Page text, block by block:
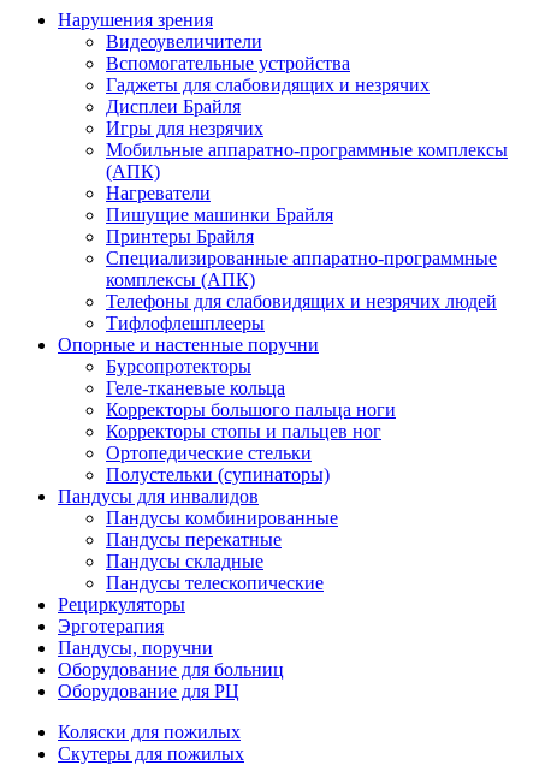
Нарушения зрения
Видеоувеличители
Вспомогательные устройства
Гаджеты для слабовидящих и незрячих
Дисплеи Брайля
Игры для незрячих
Мобильные аппаратно-программные комплексы
(АПК)
Нагреватели
Пишущие машинки Брайля
Принтеры Брайля
Специализированные аппаратно-программные
комплексы (АПК)
Телефоны для слабовидящих и незрячих людей
Тифлофлешплееры
Опорные и настенные поручни
Бурсопротекторы
Геле-тканевые кольца
Корректоры большого пальца ноги
Корректоры стопы и пальцев ног
Ортопедические стельки
Полустельки (супинаторы)
Пандусы для инвалидов
Пандусы комбинированные
Пандусы перекатные
Пандусы складные
Пандусы телескопические
Рециркуляторы
Эрготерапия
Пандусы, поручни
Оборудование для больниц
Оборудование для РЦ
Коляски для пожилых
Скутеры для пожилых